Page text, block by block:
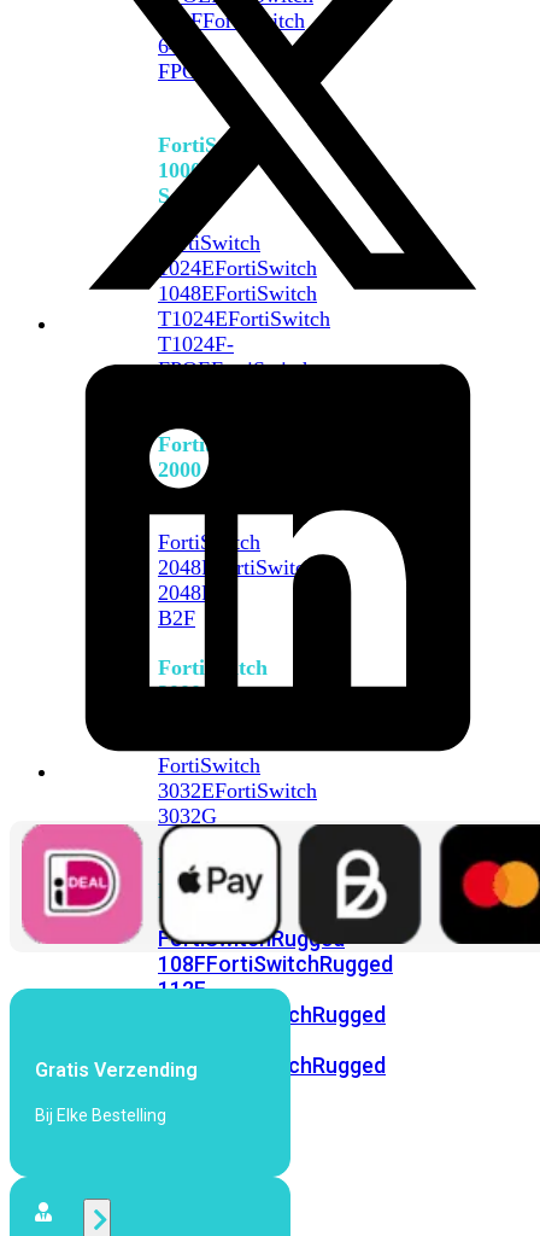
648FFortiSwitch
648F-
FPOE
FortiSwitch
1000
Series
FortiSwitch
1024EFortiSwitch
1048EFortiSwitch
T1024EFortiSwitch
T1024F-
FPOEFortiSwitch
FortiSwitch
2000
Series
FortiSwitch
2048F
FortiSwitch
2048F-
B2F
FortiSwitch
3000
FortiSwitch
3032EFortiSwitch
3032G
FortiSwitch
Ruggedized
FortiSwitchRugged
108FFortiSwitchRugged
112F-
FortiSwitchRugged
POE FortiSwitchRugged
POE
Gratis Verzending
Bij Elke Bestelling